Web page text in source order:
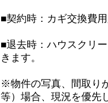
■契約時：カギ交換費
■退去時：ハウスクリ
きます。
※物件の写真、間取り
等）場合、現況